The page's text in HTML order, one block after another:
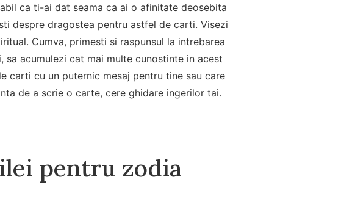
ca ti-ai dat seama ca ai o afinitate deosebita
despre dragostea pentru astfel de carti. Visezi
Cumva, primesti si raspunsul la intrebarea
acumulezi cat mai multe cunostinte in acest
carti cu un puternic mesaj pentru tine sau care
de a scrie o carte, cere ghidare ingerilor tai.
pentru zodia